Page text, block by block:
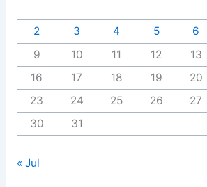
2
3 4 5 6
9
10 11 12 13
16
17 18 19 20
23
24 25 26 27
30
31
« Jul